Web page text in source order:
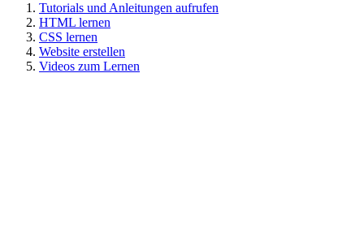
Tutorials und Anleitungen aufrufen
HTML lernen
CSS lernen
Website erstellen
Videos zum Lernen